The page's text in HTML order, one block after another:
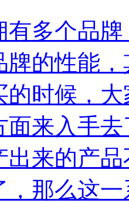
有多个品
牌的性能
的时候，
面来入手
出来的产
，那么这